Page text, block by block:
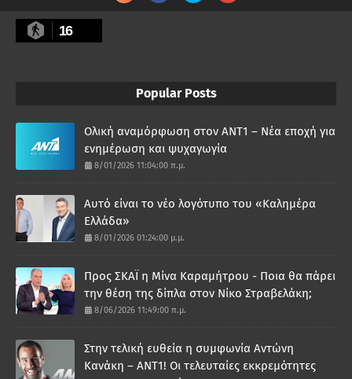
16
Popular Posts
Ολική αναμόρφωση στον ΑΝΤ1 – Νέα εποχή για
ενημέρωση και ψυχαγωγία
8/01/2026 11:04:00 π.μ.
Αυτό είναι το νέο λογότυπο του «Καλημέρα
Ελλάδα»
8/01/2026 01:24:00 μ.μ.
Προς ΣΚΑΪ η Μίνα Καραμήτρου - Ποια θα πάρει
την θέση της δίπλα στον Νίκο Στραβελάκη;
8/06/2026 11:49:00 π.μ.
Στην τελική ευθεία η συμφωνία Αντώνη
Κανάκη – ΑΝΤ1! Οι τελευταίες εκκρεμότητες